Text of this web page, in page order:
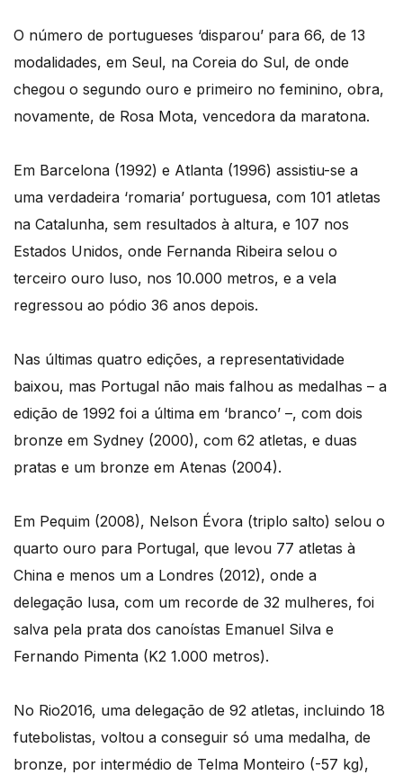
O número de portugueses ‘disparou’ para 66, de 13
modalidades, em Seul, na Coreia do Sul, de onde
chegou o segundo ouro e primeiro no feminino, obra,
novamente, de Rosa Mota, vencedora da maratona.
Em Barcelona (1992) e Atlanta (1996) assistiu-se a
uma verdadeira ‘romaria’ portuguesa, com 101 atletas
na Catalunha, sem resultados à altura, e 107 nos
Estados Unidos, onde Fernanda Ribeira selou o
terceiro ouro luso, nos 10.000 metros, e a vela
regressou ao pódio 36 anos depois.
Nas últimas quatro edições, a representatividade
baixou, mas Portugal não mais falhou as medalhas – a
edição de 1992 foi a última em ‘branco’ –, com dois
bronze em Sydney (2000), com 62 atletas, e duas
pratas e um bronze em Atenas (2004).
Em Pequim (2008), Nelson Évora (triplo salto) selou o
quarto ouro para Portugal, que levou 77 atletas à
China e menos um a Londres (2012), onde a
delegação lusa, com um recorde de 32 mulheres, foi
salva pela prata dos canoístas Emanuel Silva e
Fernando Pimenta (K2 1.000 metros).
No Rio2016, uma delegação de 92 atletas, incluindo 18
futebolistas, voltou a conseguir só uma medalha, de
bronze, por intermédio de Telma Monteiro (-57 kg),